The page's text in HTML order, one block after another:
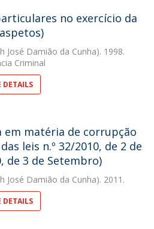
no exercício da
José Damião da Cunha). 1998.
Criminal
DETAILS
matéria de corrupção
leis n.º 32/2010, de 2 de
de 3 de Setembro)
José Damião da Cunha). 2011.
DETAILS